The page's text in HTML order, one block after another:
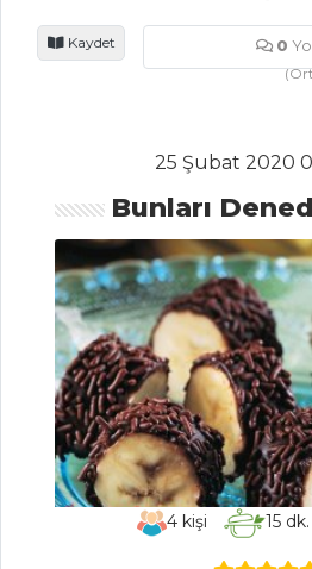
Uskumrulu Pilav
ÇORBALAR
Hindi Etli Kabak
Çorbası
Yoğurtlu Yarma
Çorbası
Kremalı Fasulye
Çorbası
Çorbalar Tüm
Tarifleri
Kaydet 0
25 Şubat 2020
Bunları
4 kişi 15dk.